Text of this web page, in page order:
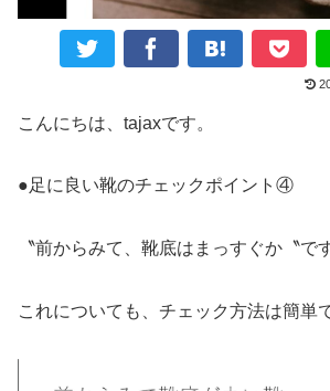
こんにちは、tajaxです。
●足に良い靴のチェックポイント④
〝前からみて、靴底はまっすぐか〝で
これについても、チェック方法は簡単